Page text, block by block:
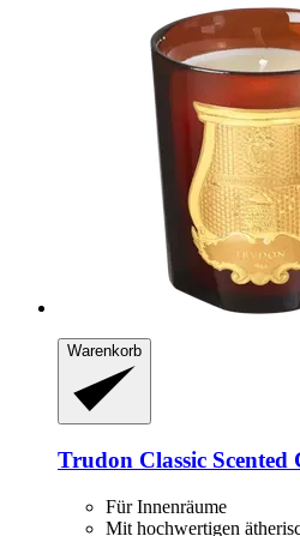
Warenkorb
Trudon Classic
Für Innenräume
Mit hochwertigen